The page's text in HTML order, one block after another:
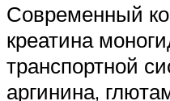
Современный
креатина
транспортной
аргинина,